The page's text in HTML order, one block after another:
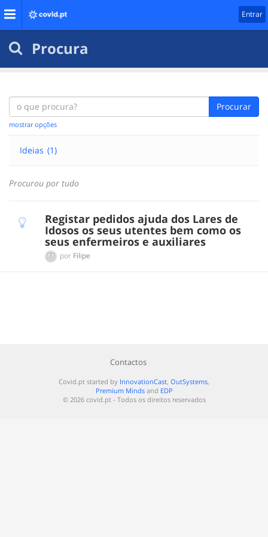
Entrar
Procura
Procurar
mostrar opções
Ideias (1)
Procurou por tudo
Registar pedidos ajuda dos Lares de
Idosos os seus utentes bem como os
seus enfermeiros e auxiliares
por Filipe
Contactos
Covid.pt started by InnovationCast, OutSystems,
Premium Mindsand EDP
© 2026 covid.pt - Todos os direitos reservados